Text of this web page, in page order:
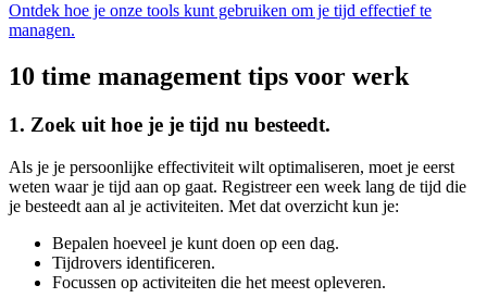
Ontdek hoe je onze tools kunt gebruiken om je tijd effectief te
managen.
10 time management tips voor werk
1. Zoek uit hoe je je tijd nu besteedt.
Als je je persoonlijke effectiviteit wilt optimaliseren, moet je eerst
weten waar je tijd aan op gaat. Registreer een week lang de tijd die
je besteedt aan al je activiteiten. Met dat overzicht kun je:
Bepalen hoeveel je kunt doen op een dag.
Tijdrovers identificeren.
Focussen op activiteiten die het meest opleveren.